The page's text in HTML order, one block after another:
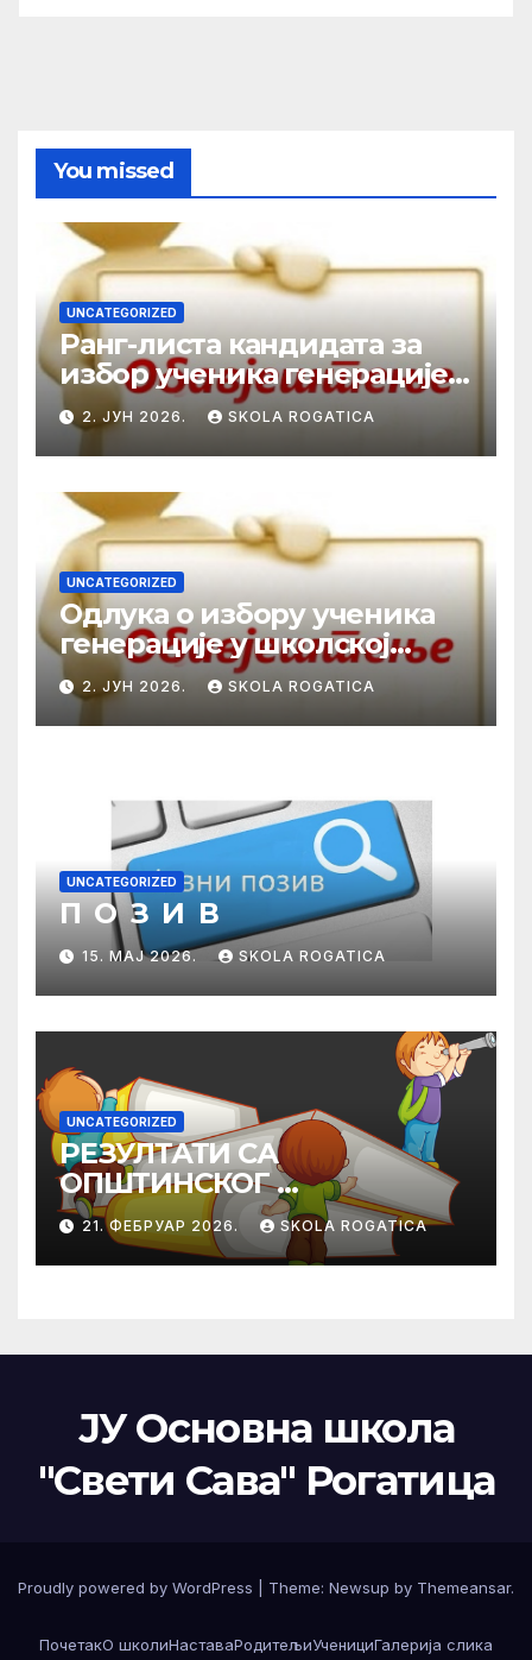
You missed
UNCATEGORIZED
Ранг-листа кандидата за
избор ученика генерације у
школској 2025/2026. години
2. ЈУН 2026. SKOLA ROGATICA
UNCATEGORIZED
Одлука о избору ученика
генерације у школској
2025/2026. години
2. ЈУН 2026. SKOLA ROGATICA
UNCATEGORIZED
П О З И В
15. МАЈ 2026. SKOLA ROGATICA
UNCATEGORIZED
РЕЗУЛТАТИ СА
ОПШТИНСКОГ
ТАКМИЧЕЊА ИЗ
ПРАВОСЛАВНЕ
ВЈЕРОНАУКЕ
21. ФЕБРУАР 2026. SKOLA ROGATICA
ЈУ Основна школа
"Свети Сава" Рогатица
Proudly powered by WordPress Theme: Newsup by Themeansar.
ПочетакО школиНаставаРодитељиУченициГалерија слика